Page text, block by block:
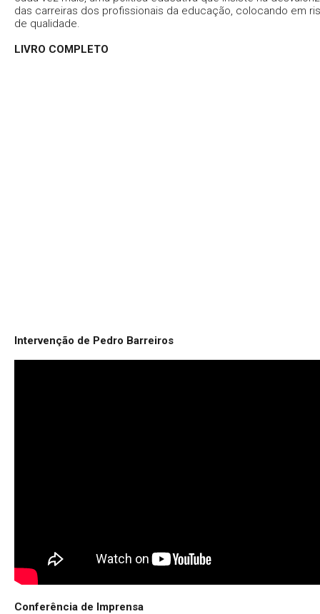
das carreiras dos profissionais da educação, colocando em
de qualidade.
LIVRO COMPLETO
Intervenção de Pedro Barreiros
Conferência de Imprensa